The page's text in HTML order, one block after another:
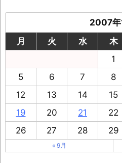
2007年
月
火 水 木
1
5
6 7 8
12
13 14 15
19
20 21 22
26
27 28 29
« 9月